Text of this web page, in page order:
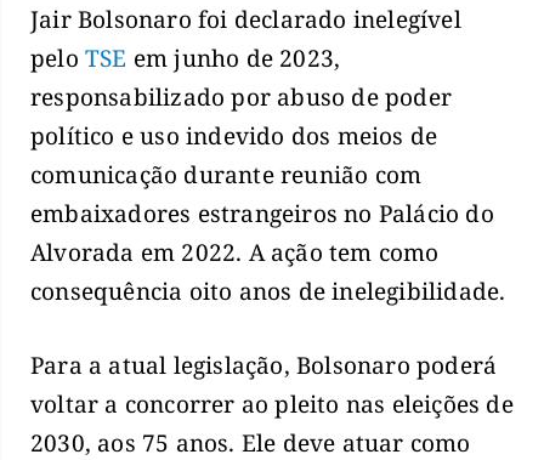
Jair Bolsonaro foi declarado inelegível
pelo TSE em junho de 2023,
responsabilizado por abuso de poder
político e uso indevido dos meios de
comunicação durante reunião com
embaixadores estrangeiros no Palácio do
Alvorada em 2022. A ação tem como
consequência oito anos de inelegibilidade.
Para a atual legislação, Bolsonaro poderá
voltar a concorrer ao pleito nas eleições de
2030, aos 75 anos. Ele deve atuar como